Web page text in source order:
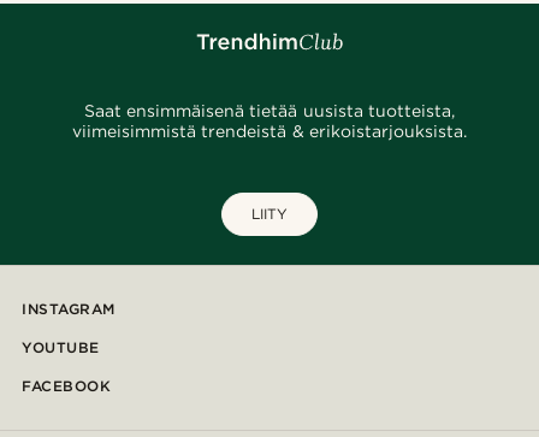
Saat ensimmäisenä tietää uusista tuotteista,
viimeisimmistä trendeistä & erikoistarjouksista.
LIITY
INSTAGRAM
YOUTUBE
FACEBOOK